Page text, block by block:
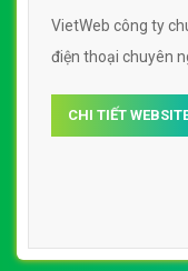
VietWeb công ty
điện thoại chuyên
CHI TIẾT